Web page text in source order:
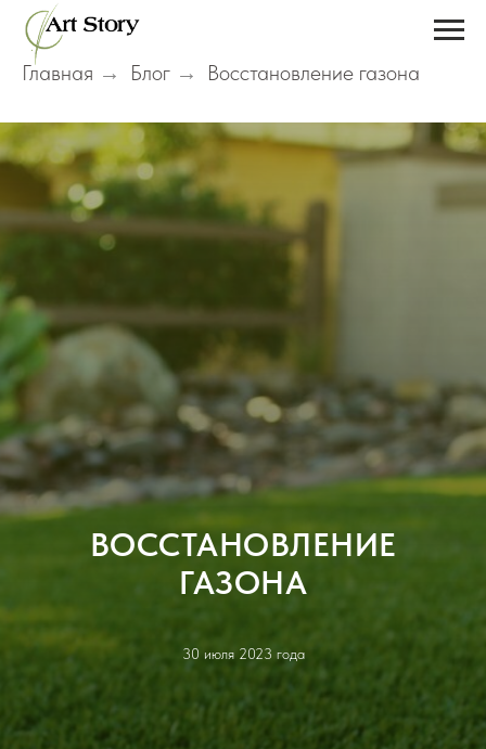
Главная → Блог → Восстановление газона
ВОССТАНОВЛЕНИЕ
ГАЗОНА
30 июля 2023 года